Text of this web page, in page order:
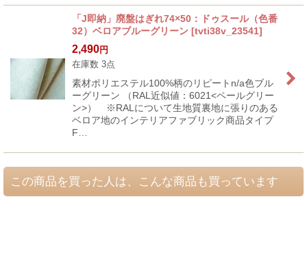
「J即納」廃盤はぎれ74×50：ドゥスール（色番
32）ベロアブルーグリーン [tvti38v_23541]
2,490円
在庫数 3点
素材ポリエステル100%柄のリピートn/a色ブル
ーグリーン （RAL近似値：6021<ペールグリー
ン>） ※RALについて生地質裏地に張りのある
ベロア地のインテリアファブリック商品タイプ
F…
この商品を買った人は、こんな商品も買っています